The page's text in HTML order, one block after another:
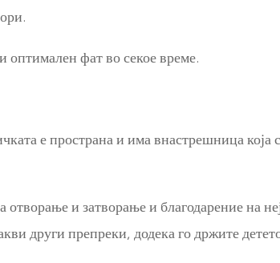
оптимален фат во секое време.
е пространа и има внастрешница која
и затворање и благодарение на
други препреки, додека го држите